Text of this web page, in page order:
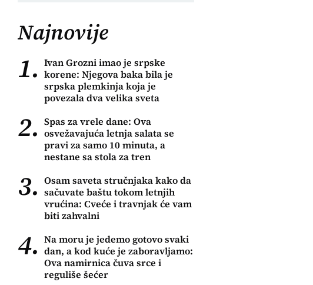
Najnovije
1. Ivan Grozni imao je srpske
korene: Njegova baka bila je
srpska plemkinja koja je
povezala dva velika sveta
2. Spas za vrele dane: Ova
osvežavajuća letnja salata se
pravi za samo 10 minuta, a
nestane sa stola za tren
3. Osam saveta stručnjaka kako da
sačuvate baštu tokom letnjih
vrućina: Cveće i travnjak će vam
biti zahvalni
4. Na moru je jedemo gotovo svaki
dan, a kod kuće je zaboravljamo:
Ova namirnica čuva srce i
reguliše šećer